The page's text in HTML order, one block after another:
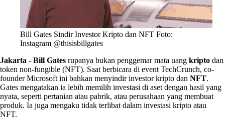
Bill Gates Sindir Investor Kripto dan NFT Foto:
Instagram @thisisbillgates
Jakarta - Bill Gates rupanya bukan penggemar mata uang kripto dan
token non-fungible (NFT). Saat berbicara di event TechCrunch, co-
founder Microsoft ini bahkan menyindir investor kripto dan NFT.
Gates mengatakan ia lebih memilih investasi di aset dengan hasil yang
nyata, seperti pertanian atau pabrik, atau perusahaan yang membuat
produk. Ia juga mengaku tidak terlibat dalam investasi kripto atau
NFT.